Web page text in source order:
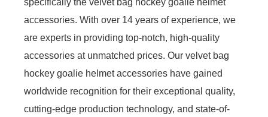
specifically the velvet bag hockey goalie helmet
accessories. With over 14 years of experience, we
are experts in providing top-notch, high-quality
accessories at unmatched prices. Our velvet bag
hockey goalie helmet accessories have gained
worldwide recognition for their exceptional quality,
cutting-edge production technology, and state-of-